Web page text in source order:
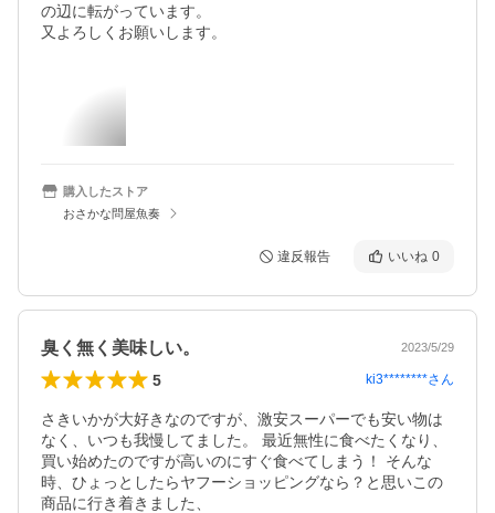
の辺に転がっています。
又よろしくお願いします。
購入したストア
おさかな問屋魚奏
違反報告 いいね 0
臭く無く美味しい。 2023/5/29
5 ki3********さん
さきいかが大好きなのですが、激安スーパーでも安い物は
なく、いつも我慢してました。 最近無性に食べたくなり、
買い始めたのですが高いのにすぐ食べてしまう！ そんな
時、ひょっとしたらヤフーショッピングなら？と思いこの
商品に行き着きました、